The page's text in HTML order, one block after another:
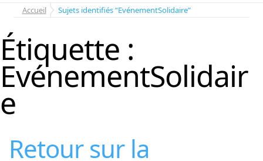
Accueil Sujets identifiés “EvénementSolidaire”
Étiquette :
EvénementSolidair
e
Retour sur la